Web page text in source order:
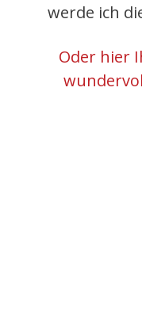
werde ich
Oder hier